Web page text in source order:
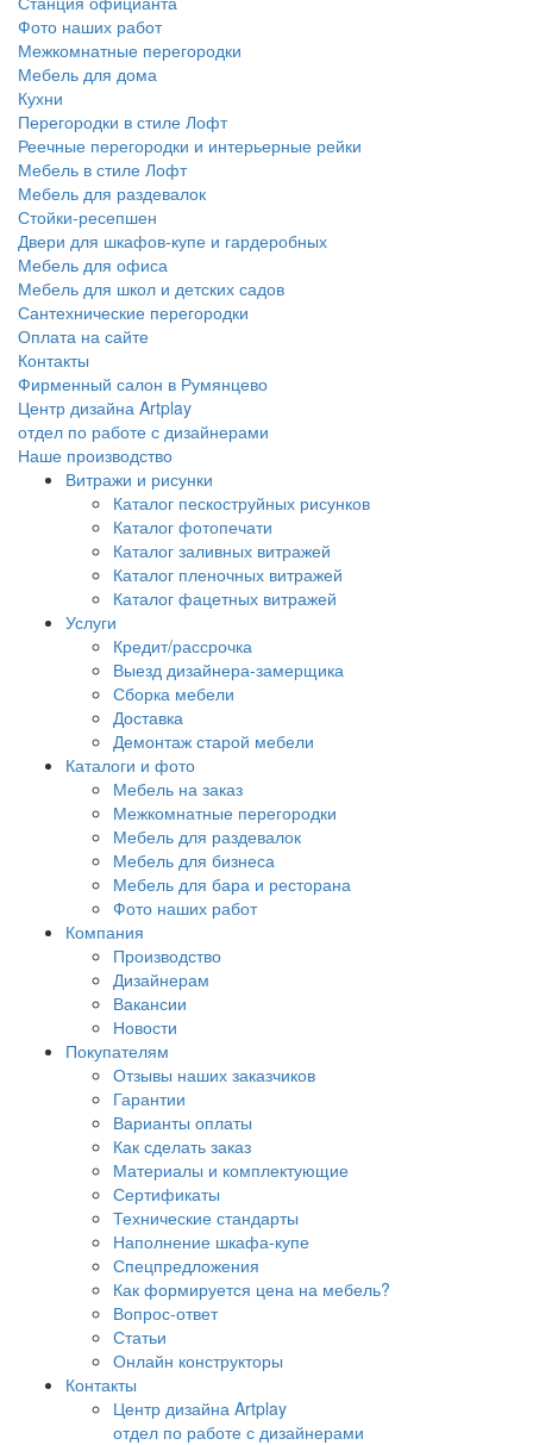
Фото наших работ
Межкомнатные перегородки
Мебель для дома
Кухни
Перегородки в стиле Лофт
Реечные перегородки и интерьерные рейки
Мебель в стиле Лофт
Мебель для раздевалок
Стойки-ресепшен
Двери для шкафов-купе и гардеробных
Мебель для офиса
Мебель для школ и детских садов
Сантехнические перегородки
Оплата на сайте
Контакты
Фирменный салон в Румянцево
Центр дизайна Artplay
отдел по работе с дизайнерами
Наше производство
Витражи и рисунки
Каталог пескоструйных рисунков
Каталог фотопечати
Каталог заливных витражей
Каталог пленочных витражей
Каталог фацетных витражей
Услуги
Кредит/рассрочка
Выезд дизайнера-замерщика
Сборка мебели
Доставка
Демонтаж старой мебели
Каталоги и фото
Мебель на заказ
Межкомнатные перегородки
Мебель для раздевалок
Мебель для бизнеса
Мебель для бара и ресторана
Фото наших работ
Компания
Производство
Дизайнерам
Вакансии
Новости
Покупателям
Отзывы наших заказчиков
Гарантии
Варианты оплаты
Как сделать заказ
Материалы и комплектующие
Сертификаты
Технические стандарты
Наполнение шкафа-купе
Спецпредложения
Как формируется цена на мебель?
Вопрос-ответ
Статьи
Онлайн конструкторы
Контакты
Центр дизайна Artplay
отдел по работе с дизайнерами